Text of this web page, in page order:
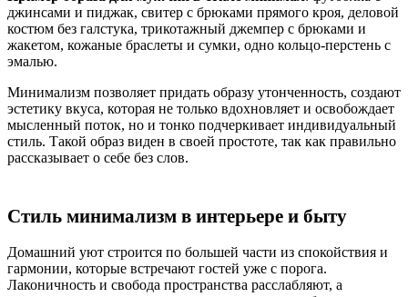
джинсами и пиджак, свитер с брюками прямого кроя, деловой
костюм без галстука, трикотажный джемпер с брюками и
жакетом, кожаные браслеты и сумки, одно кольцо-перстень с
эмалью.
Минимализм позволяет придать образу утонченность, создают
эстетику вкуса, которая не только вдохновляет и освобождает
мысленный поток, но и тонко подчеркивает индивидуальный
стиль. Такой образ виден в своей простоте, так как правильно
рассказывает о себе без слов.
Стиль минимализм в интерьере и быту
Домашний уют строится по большей части из спокойствия и
гармонии, которые встречают гостей уже с порога.
Лаконичность и свобода пространства расслабляют, а